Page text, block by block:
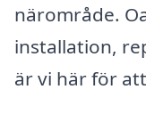
närområde.
installation,
är vi här för